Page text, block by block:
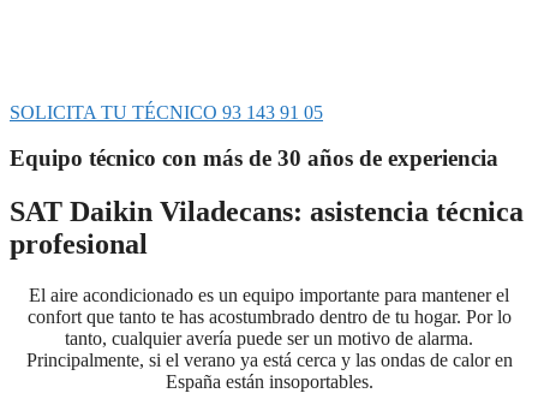
SOLICITA TU TÉCNICO 93 143 91 05
Equipo técnico con más de 30 años de experiencia
SAT Daikin Viladecans: asistencia técnica
profesional
El aire acondicionado es un equipo importante para mantener el
confort que tanto te has acostumbrado dentro de tu hogar. Por lo
tanto, cualquier avería puede ser un motivo de alarma.
Principalmente, si el verano ya está cerca y las ondas de calor en
España están insoportables.